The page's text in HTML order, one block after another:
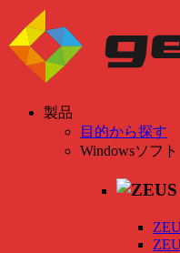
製品
目的から探す
Windowsソフト